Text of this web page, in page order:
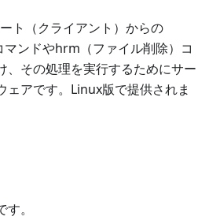
ト（クライアント）からの
ンドやhrm（ファイル削除）コ
、その処理を実行するためにサー
ェアです。Linux版で提供されま
。